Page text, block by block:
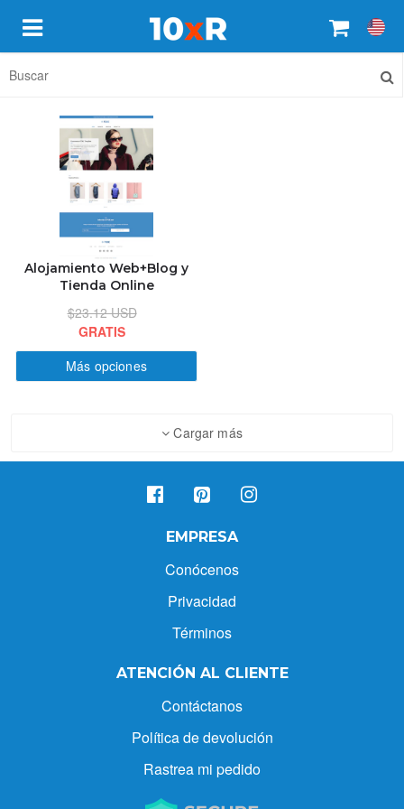
INICIO
DESTACADO
CONÓCENOS
CONTACTO
ESTADO DE PEDIDO
BLOG
Alojamiento Web+Blog y
Tienda Online
$23.12 USD
GRATIS
Más opciones
Cargar más
EMPRESA
Conócenos
Privacidad
Términos
ATENCIÓN AL CLIENTE
Contáctanos
Política de devolución
Rastrea mi pedido